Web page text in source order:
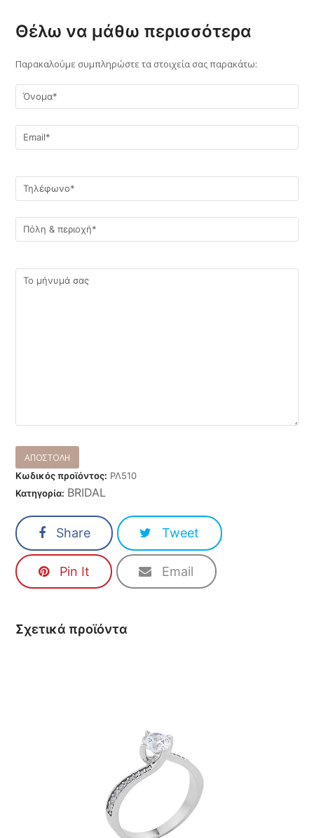
Θέλω να μάθω περισσότερα
Παρακαλούμε συμπληρώστε τα στοιχεία σας παρακάτω:
Κωδικός προϊόντος: ΡΛ510
Κατηγορία: BRIDAL
Share Tweet
Pin It Email
Σχετικά προϊόντα